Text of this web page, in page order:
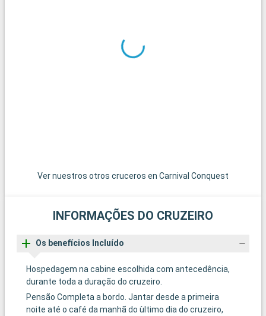
Ver nuestros otros cruceros en Carnival Conquest
INFORMAÇÕES DO CRUZEIRO
Os benefícios Incluído
Hospedagem na cabine escolhida com antecedência,
durante toda a duração do cruzeiro.
Pensão Completa a bordo. Jantar desde a primeira
noite até o café da manhã do ùltimo dia do cruzeiro,